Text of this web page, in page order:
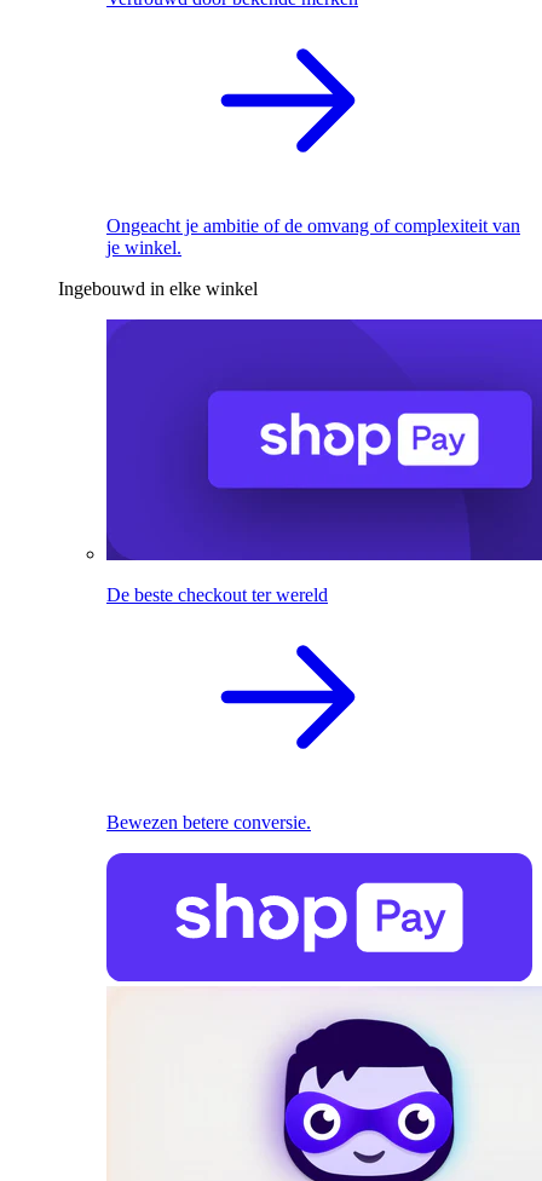
Ongeacht je ambitie of de omvang of complexiteit van
je winkel.
Ingebouwd in elke winkel
De beste checkout ter wereld
Bewezen betere conversie.